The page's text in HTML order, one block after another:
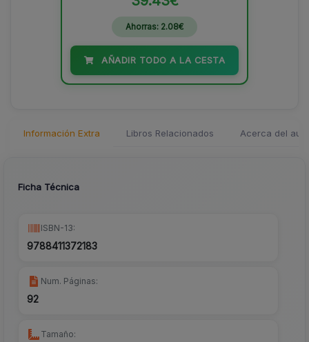
Ahorras: 2.08€
AÑADIR TODO A LA CESTA
Información Extra Libros Relacionados Acerca del
Ficha Técnica
ISBN-13:
9788411372183
Num. Páginas:
92
Tamaño: